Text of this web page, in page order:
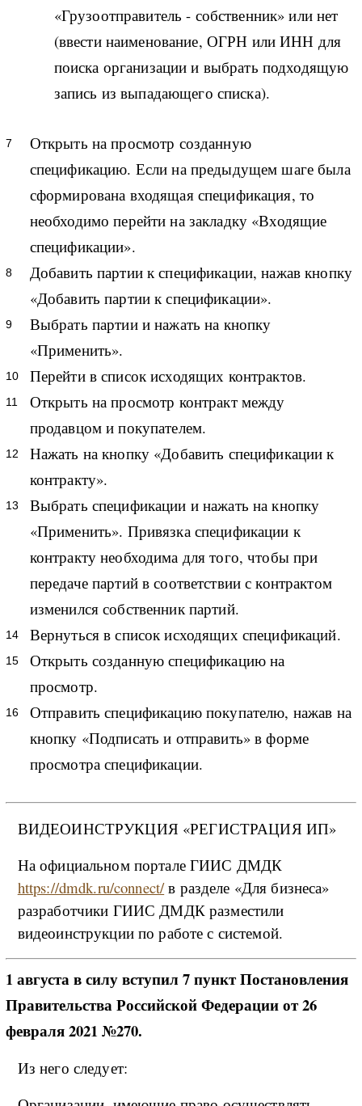
«Грузоотправитель - собственник» или нет
(ввести наименование, ОГРН или ИНН для
поиска организации и выбрать подходящую
запись из выпадающего списка).
Открыть на просмотр созданную
спецификацию. Если на предыдущем шаге была
сформирована входящая спецификация, то
необходимо перейти на закладку «Входящие
спецификации».
Добавить партии к спецификации, нажав кнопку
«Добавить партии к спецификации».
Выбрать партии и нажать на кнопку
«Применить».
Перейти в список исходящих контрактов.
Открыть на просмотр контракт между
продавцом и покупателем.
Нажать на кнопку «Добавить спецификации к
контракту».
Выбрать спецификации и нажать на кнопку
«Применить». Привязка спецификации к
контракту необходима для того, чтобы при
передаче партий в соответствии с контрактом
изменился собственник партий.
Вернуться в список исходящих спецификаций.
Открыть созданную спецификацию на
просмотр.
Отправить спецификацию покупателю, нажав на
кнопку «Подписать и отправить» в форме
просмотра спецификации.
ВИДЕОИНСТРУКЦИЯ «РЕГИСТРАЦИЯ ИП»
На официальном портале ГИИС ДМДК
https://dmdk.ru/connect/в разделе «Для бизнеса»
разработчики ГИИС ДМДК разместили
видеоинструкции по работе с системой.
1 августа в силу вступил 7 пункт Постановления
Правительства Российской Федерации от 26
февраля 2021 №270.
Из него следует: